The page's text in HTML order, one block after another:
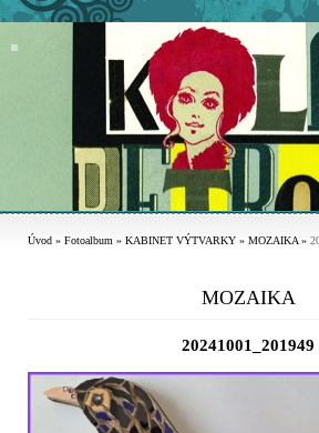
Úvod » Fotoalbum » KABINET VÝTVARKY » MOZAIKA»
MOZAIKA
20241001_201949